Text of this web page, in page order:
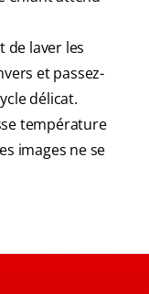
de laver les
et passez-
délicat.
température
images ne se